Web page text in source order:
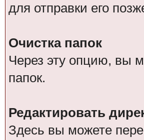
для отправки его
Очистка папок
Через эту опцию, вы
папок.
Редактировать
Здесь вы можете